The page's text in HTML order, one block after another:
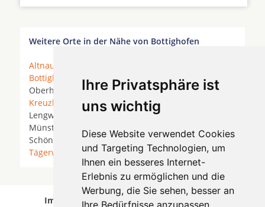
Ihre Privatsphäre ist
uns wichtig
Diese Website verwendet Cookies
und Targeting Technologien, um
Ihnen ein besseres Internet-
Erlebnis zu ermöglichen und die
Werbung, die Sie sehen, besser an
Ihre Bedürfnisse anzupassen.
Weitere Orte in der Nähe von Bottighofen
Altnau
Bottighofen
*Bürglen TG* Dettighofen bei
Oberhofen * Ermatingen* Illighausen * Kradolf
Kreuzlingen
* Kurzrickenbach * Landschlacht *
Lengwil-Oberhofen *Müllheim Dorf
Münsterlingen *
Romanshorn
* Scherzingen *
Schönenbaumgarten *Steckborn *Sulgen *
Tägerwilen
Weinfelden*
Implantologen in Bottighofen wurde am 07